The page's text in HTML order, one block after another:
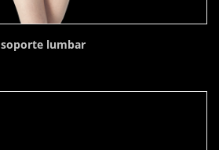
soporte lumbar